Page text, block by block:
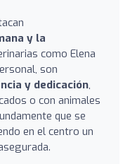
y la
como Elena
son
y dedicación,
o con animales
que se
en el centro un